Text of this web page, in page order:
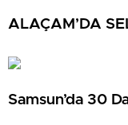
ALAÇAM’DA
Samsun’da 30